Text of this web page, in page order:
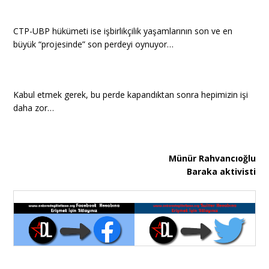
CTP-UBP hükümeti ise işbirlikçilik yaşamlarının son ve en
büyük “projesinde” son perdeyi oynuyor…
Kabul etmek gerek, bu perde kapandıktan sonra hepimizin işi
daha zor…
Münür Rahvancıoğlu
Baraka aktivisti